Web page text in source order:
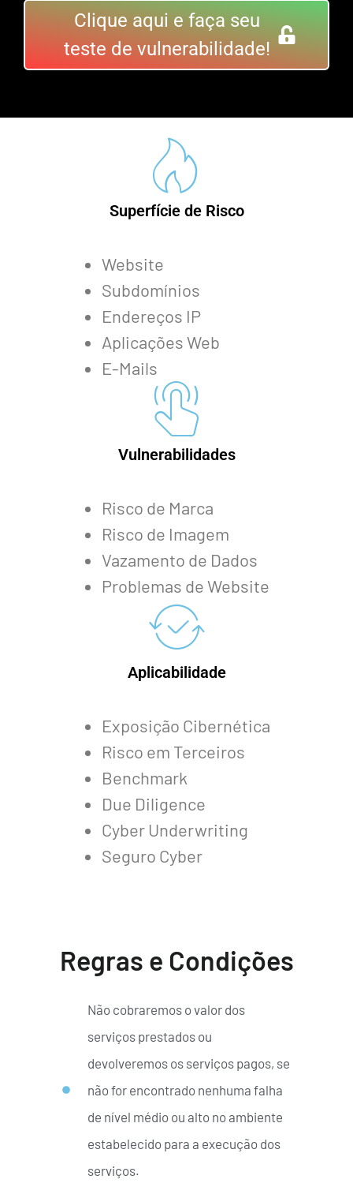
Clique aqui e faça seu
teste de vulnerabilidade!
Superfície de Risco
Website
Subdomínios
Endereços IP
Aplicações Web
E-Mails
Vulnerabilidades
Risco de Marca
Risco de Imagem
Vazamento de Dados
Problemas de Website
Aplicabilidade
Exposição Cibernética
Risco em Terceiros
Benchmark
Due Diligence
Cyber Underwriting
Seguro Cyber
Regras e Condições
Não cobraremos o valor dos
serviços prestados ou
devolveremos os serviços pagos, se
não for encontrado nenhuma falha
de nível médio ou alto no ambiente
estabelecido para a execução dos
serviços.